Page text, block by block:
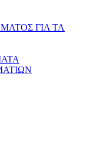
ΓΙΑ ΤΑ